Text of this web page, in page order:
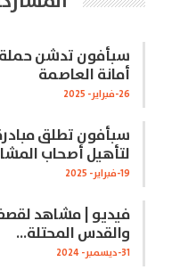
سبأفون تدشن حملة
أمانة العاصمة
26-فبراير- 2025
سبأفون تطلق
لتأهيل أصحاب
19-فبراير- 2025
فيديو | مشاهد
والقدس المحتلة…
31-ديسمبر- 2024